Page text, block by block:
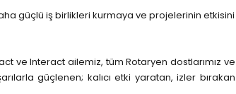
güçlü iş birlikleri kurmaya ve projelerinin etkisini
ve Interact ailemiz, tüm Rotaryen dostlarımız ve
güçlenen; kalıcı etki yaratan, izler bırakan